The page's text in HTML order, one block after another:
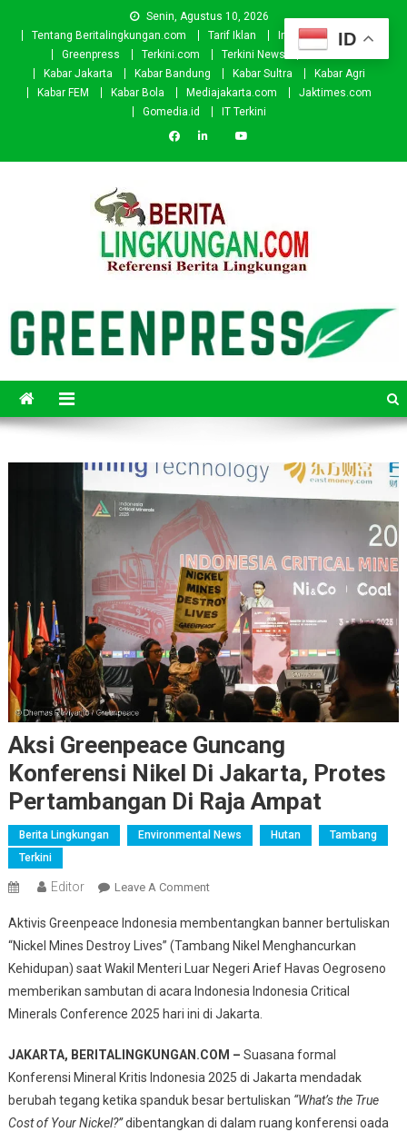
Senin, Agustus 10, 2026
Tentang Beritalingkungan.com
Tarif Iklan Investor
Donasi
Greenpress
Terkini.com Terkini News
Kabar.id
Kabar Jakarta
Kabar Bandung Kabar Sultra
Kabar Agri
Kabar FEM
Kabar Bola Mediajakarta.com
Jaktimes.com
Gomedia.id
IT Terkini
Aksi Greenpeace Guncang
Konferensi Nikel Di Jakarta, Protes
Pertambangan Di Raja Ampat
Berita Lingkungan Environmental News Hutan
Tambang
Terkini
Editor Leave A CommentOn
Greenpeace
Guncang
Konferensi
Nikel
Di
Protes
Pertambangan
Di
Raja
Aktivis Greenpeace Indonesia membentangkan banner bertuliskan
“Nickel Mines Destroy Lives” (Tambang Nikel Menghancurkan
Kehidupan) saat Wakil Menteri Luar Negeri Arief Havas Oegroseno
memberikan sambutan di acara Indonesia Indonesia Critical
Minerals Conference 2025 hari ini di Jakarta.
JAKARTA, BERITALINGKUNGAN.COM – Suasana formal
Konferensi Mineral Kritis Indonesia 2025 di Jakarta mendadak
berubah tegang ketika spanduk besar bertuliskan “What’s the True
Cost of Your Nickel?”dibentangkan di dalam ruang konferensi oada
ID